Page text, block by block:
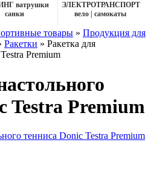
ватрушки
санки
ЭЛЕКТРОТРАНСПОРТ
вело | самокаты
товары » Продукция для
Ракетки » Ракетка для
Premium
Testra Premium